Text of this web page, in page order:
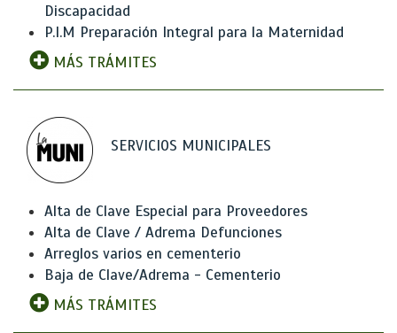
Discapacidad
P.I.M Preparación Integral para la Maternidad
MÁS TRÁMITES
SERVICIOS MUNICIPALES
Alta de Clave Especial para Proveedores
Alta de Clave / Adrema Defunciones
Arreglos varios en cementerio
Baja de Clave/Adrema - Cementerio
MÁS TRÁMITES